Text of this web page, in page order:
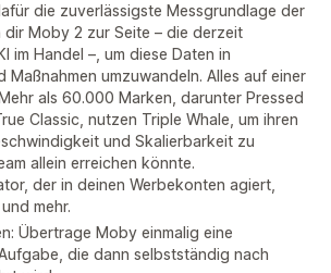
die zuverlässigste Messgrundlage der
dir Moby 2 zur Seite – die derzeit
im Handel –, um diese Daten in
Maßnahmen umzuwandeln. Alles auf einer
als 60.000 Marken, darunter Pressed
Classic, nutzen Triple Whale, um ihren
und Skalierbarkeit zu
allein erreichen könnte.
der in deinen Werbekonten agiert,
mehr.
Übertrage Moby einmalig eine
die dann selbstständig nach